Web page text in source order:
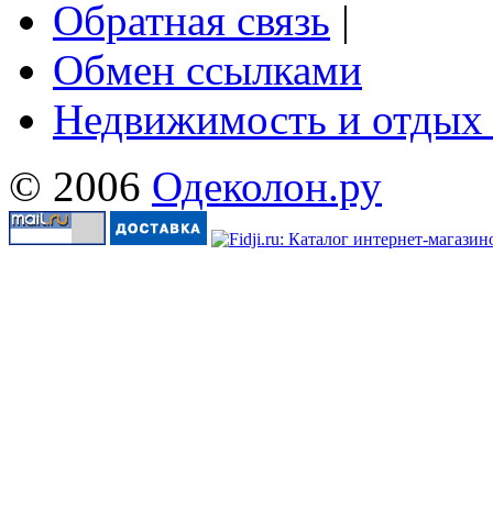
Обратная связь |
Обмен ссылками
Недвижимость и
© 2006 Одеколон.ру